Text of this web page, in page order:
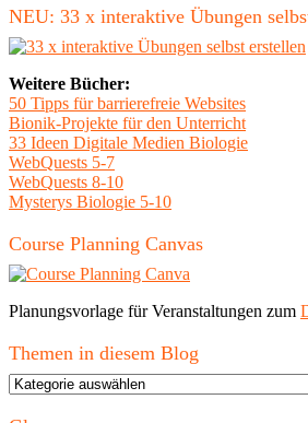
NEU: 33 x interaktive Übungen
Weitere Bücher:
50 Tipps für barrierefreie Websites
Bionik-Projekte für den Unterricht
33 Ideen Digitale Medien Biologie
WebQuests 5-7
WebQuests 8-10
Mysterys Biologie 5-10
Course Planning Canvas
Planungsvorlage für Veranstaltungen zum
Themen in diesem Blog
Themen